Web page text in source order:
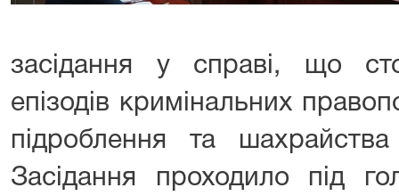
засідання у справі, що
епізодів кримінальних
підроблення та
Засідання проходило під